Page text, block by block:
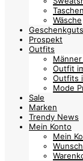
Taschen
Wäsche
Prospekt
Outfits
Outfit
Outfits
Mode
Sale
Marken
Trendy News
Mein Konto
Mein